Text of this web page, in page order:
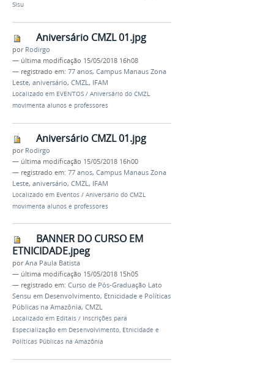
Sisu
Aniversário CMZL 01.jpg
por Rodirgo
— última modificação 15/05/2018 16h08
— registrado em: 77 anos, Campus Manaus Zona
Leste, aniversário, CMZL, IFAM
Localizado em EVENTOS / Aniversário do CMZL
movimenta alunos e professores
Aniversário CMZL 01.jpg
por Rodirgo
— última modificação 15/05/2018 16h00
— registrado em: 77 anos, Campus Manaus Zona
Leste, aniversário, CMZL , IFAM
Localizado em Eventos / Aniversário do CMZL
movimenta alunos e professores
BANNER DO CURSO EM
ETNICIDADE.jpeg
porAna Paula Batista
— última modificação 15/05/2018 15h05
— registrado em: Curso de Pós-Graduação Lato
Sensu em Desenvolvimento, Etnicidade e Políticas
Públicas na Amazônia, CMZL
Localizado em Editais / Inscrições para
Especialização em Desenvolvimento, Etnicidade e
Políticas Públicas na Amazônia